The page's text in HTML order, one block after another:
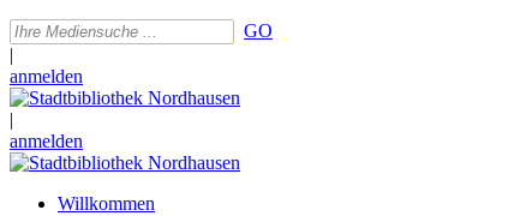
GO
|
anmelden
|
anmelden
Willkommen